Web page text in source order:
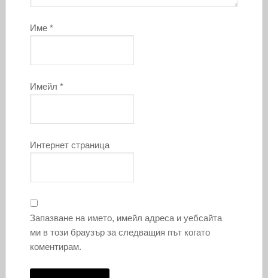
Име *
Имейл *
Интернет страница
Запазване на името, имейл адреса и уебсайта
ми в този браузър за следващия път когато
коментирам.